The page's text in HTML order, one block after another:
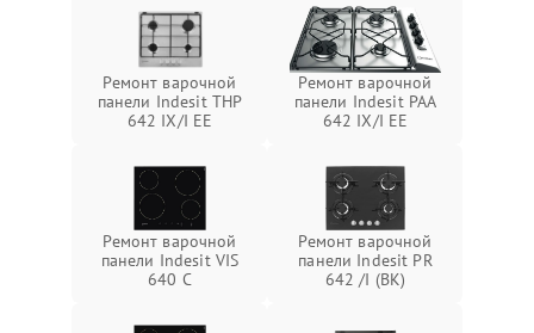
Ремонт варочной
панели Indesit THP
642 IX/I EE
Ремонт варочной
панели Indesit PAA
642 IX/I EE
Ремонт варочной
панели Indesit VIS
640 C
Ремонт варочной
панели Indesit PR
642 /I (BK)